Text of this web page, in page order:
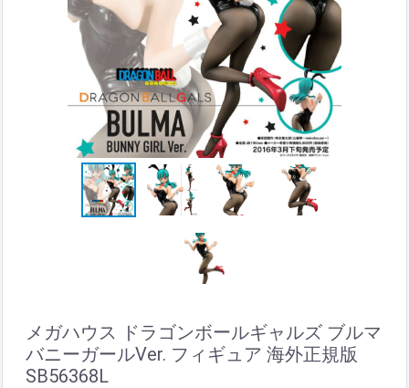
メガハウス ドラゴンボールギャルズ ブルマ
バニーガールVer. フィギュア 海外正規版
SB56368L